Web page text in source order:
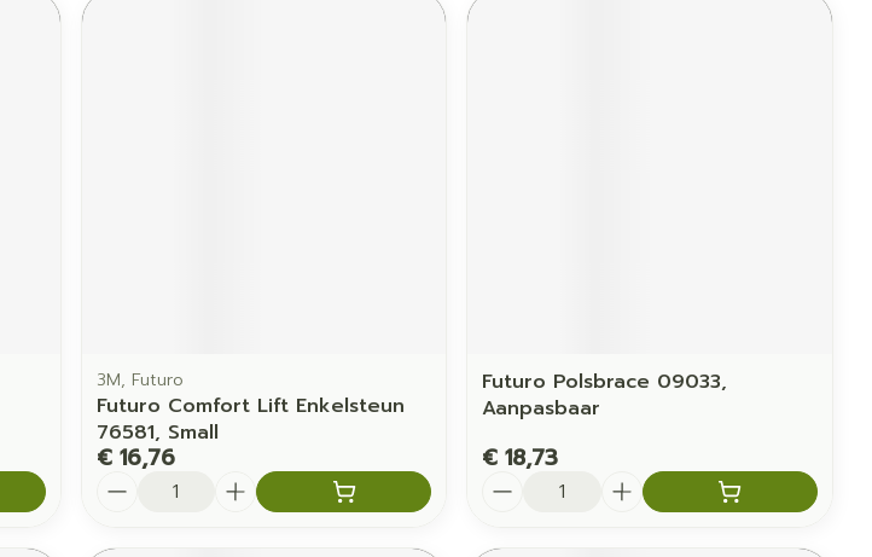
3M, Futuro
Futuro Comfort Lift Enkelsteun
76581, Small
€ 16,76
Futuro Polsbrace 09033,
Aanpasbaar
€ 18,73